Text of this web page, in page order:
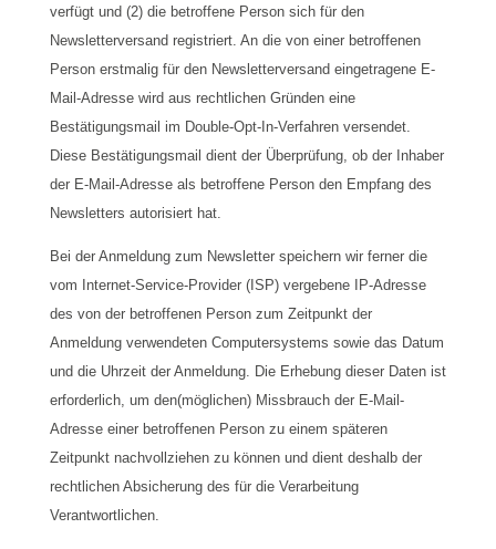
verfügt und (2) die betroffene Person sich für den
Newsletterversand registriert. An die von einer betroffenen
Person erstmalig für den Newsletterversand eingetragene E-
Mail-Adresse wird aus rechtlichen Gründen eine
Bestätigungsmail im Double-Opt-In-Verfahren versendet.
Diese Bestätigungsmail dient der Überprüfung, ob der Inhaber
der E-Mail-Adresse als betroffene Person den Empfang des
Newsletters autorisiert hat.
Bei der Anmeldung zum Newsletter speichern wir ferner die
vom Internet-Service-Provider (ISP) vergebene IP-Adresse
des von der betroffenen Person zum Zeitpunkt der
Anmeldung verwendeten Computersystems sowie das Datum
und die Uhrzeit der Anmeldung. Die Erhebung dieser Daten ist
erforderlich, um den(möglichen) Missbrauch der E-Mail-
Adresse einer betroffenen Person zu einem späteren
Zeitpunkt nachvollziehen zu können und dient deshalb der
rechtlichen Absicherung des für die Verarbeitung
Verantwortlichen.